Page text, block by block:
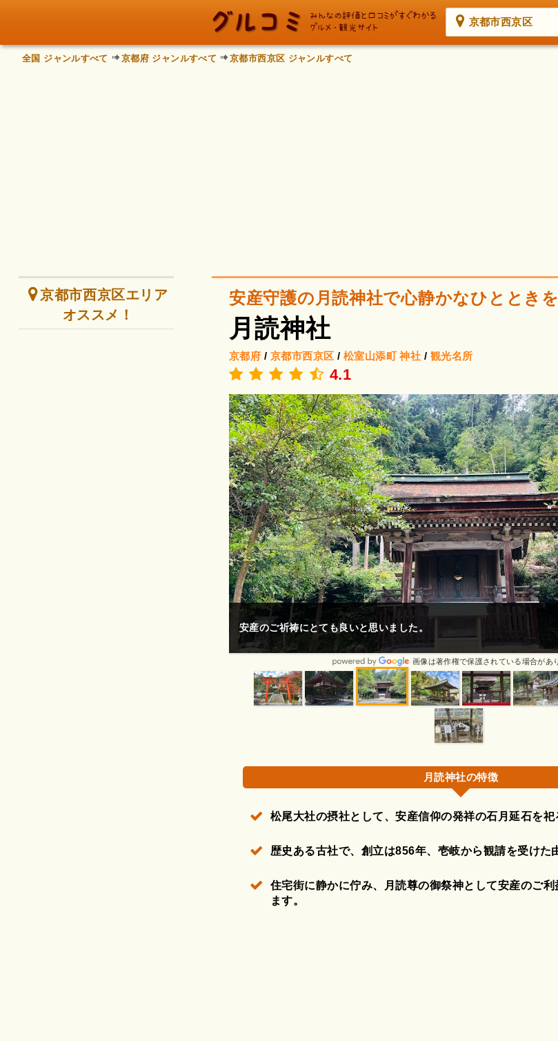
京都市西京区
全国 ジャンルすべて 京都府 ジャンルすべて 京都市西京区 ジャンルすべて
安産守護の月読神社で心静かなひとときを
月読神社
京都府 / 京都市西京区 / 松室山添町 神社 / 観光名所
4.1
安産のご祈祷にとても良いと思いました。
画像は著作権で保護されている場合があ
月読神社の特徴
松尾大社の摂社として、安産信仰の発祥の石月延石を祀
歴史ある古社で、創立は856年、壱岐から観請を受けた
住宅街に静かに佇み、月読尊の御祭神として安産のご
ます。
京都市西京区エリア
オススメ！